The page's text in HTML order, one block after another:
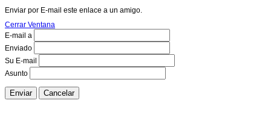
Enviar por E-mail este enlace a un amigo.
Cerrar Ventana
E-mail a
Enviado
Su E-mail
Asunto
Enviar Cancelar